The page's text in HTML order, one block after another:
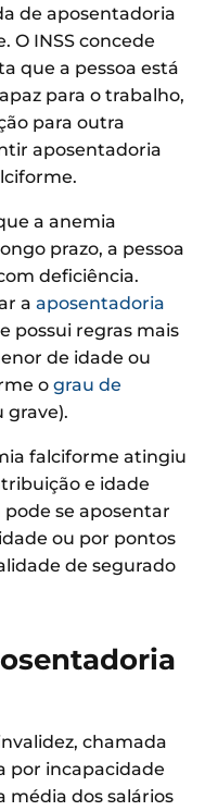
de aposentadoria
O INSS concede
que a pessoa está
para o trabalho,
para outra
aposentadoria
a anemia
prazo, a pessoa
deficiência.
a aposentadoria
possui regras mais
de idade ou
o grau de
grave).
falciforme atingiu
e idade
se aposentar
ou por pontos
de segurado
chamada
por incapacidade
média dos salários